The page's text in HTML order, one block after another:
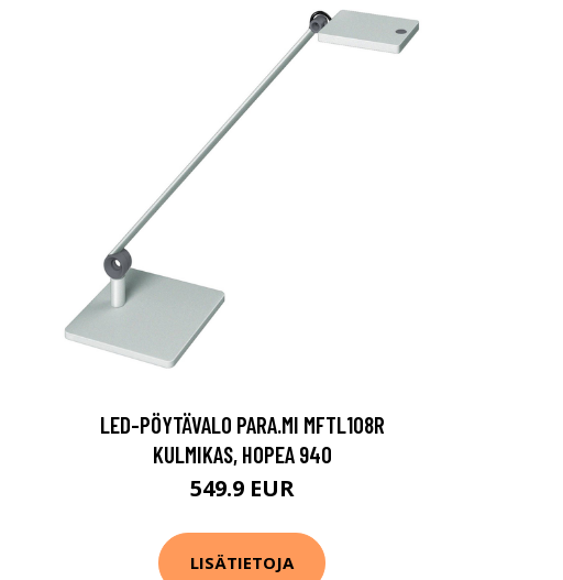
LED-PÖYTÄVALO PARA.MI MFTL108R
KULMIKAS, HOPEA 940
549.9 EUR
LISÄTIETOJA